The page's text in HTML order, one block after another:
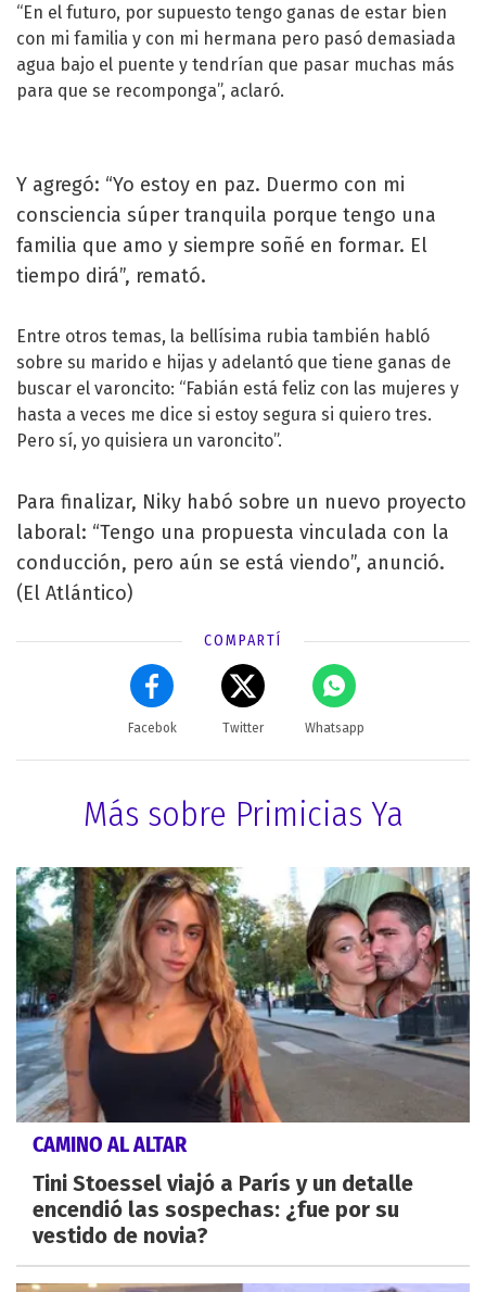
“En el futuro, por supuesto tengo ganas de estar bien
con mi familia y con mi hermana pero pasó demasiada
agua bajo el puente y tendrían que pasar muchas más
para que se recomponga”, aclaró.
Y agregó: “Yo estoy en paz. Duermo con mi
consciencia súper tranquila porque tengo una
familia que amo y siempre soñé en formar. El
tiempo dirá”, remató.
Entre otros temas, la bellísima rubia también habló
sobre su marido e hijas y adelantó que tiene ganas de
buscar el varoncito: “Fabián está feliz con las mujeres y
hasta a veces me dice si estoy segura si quiero tres.
Pero sí, yo quisiera un varoncito”.
Para finalizar, Niky habó sobre un nuevo proyecto
laboral: “Tengo una propuesta vinculada con la
conducción, pero aún se está viendo”, anunció.
(El Atlántico)
COMPARTÍ
Facebok Twitter Whatsapp
Más sobre Primicias Ya
CAMINO AL ALTAR
Tini Stoessel viajó a París y un detalle
encendió las sospechas: ¿fue por su
vestido de novia?